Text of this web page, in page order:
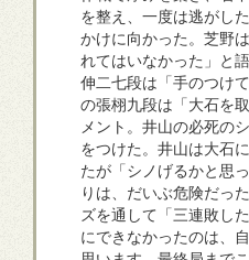
を整え、一度は逃がし
かけに向かった。芝野
れてはいなかった」と
伸二七段は「手のつけ
の張栩九段は「大石を
メント。井山の必死の
をつけた。井山は大石
たが「シノげるかと思
りは、だいぶ危険だっ
ズを通して「三連敗し
にできなかったのは、